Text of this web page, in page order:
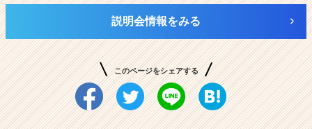
説明会情報をみる
このページをシェアする